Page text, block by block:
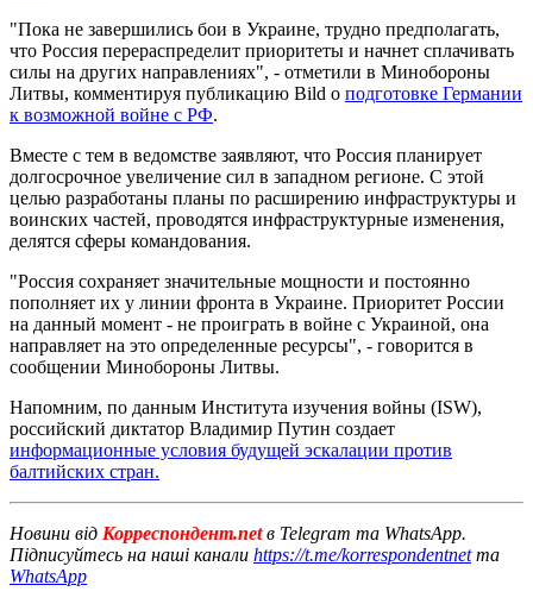
"Пока не завершились бои в Украине, трудно предполагать,
что Россия перераспределит приоритеты и начнет сплачивать
силы на других направлениях", - отметили в Минобороны
Литвы, комментируя публикацию Bild о подготовке Германии
к возможной войне с РФ.
Вместе с тем в ведомстве заявляют, что Россия планирует
долгосрочное увеличение сил в западном регионе. С этой
целью разработаны планы по расширению инфраструктуры и
воинских частей, проводятся инфраструктурные изменения,
делятся сферы командования.
"Россия сохраняет значительные мощности и постоянно
пополняет их у линии фронта в Украине. Приоритет России
на данный момент - не проиграть в войне с Украиной, она
направляет на это определенные ресурсы", - говорится в
сообщении Минобороны Литвы.
Напомним, по данным Института изучения войны (ISW),
российский диктатор Владимир Путин создает
информационные условия будущей эскалации против
балтийских стран.
Новини від Корреспондент.netв Telegram та WhatsApp.
Підписуйтесь на наші канали https://t.me/korrespondentnetта
WhatsApp